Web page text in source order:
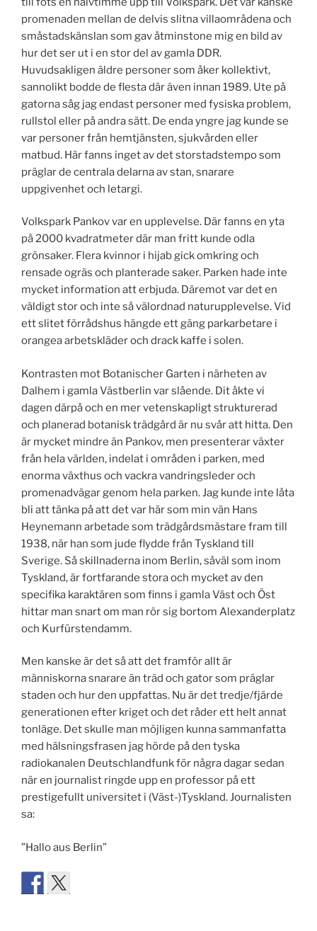
promenaden mellan de delvis slitna villaområdena och
småstadskänslan som gav åtminstone mig en bild av
hur det ser ut i en stor del av gamla DDR.
Huvudsakligen äldre personer som åker kollektivt,
sannolikt bodde de flesta där även innan 1989. Ute på
gatorna såg jag endast personer med fysiska problem,
rullstol eller på andra sätt. De enda yngre jag kunde se
var personer från hemtjänsten, sjukvården eller
matbud. Här fanns inget av det storstadstempo som
präglar de centrala delarna av stan, snarare
uppgivenhet och letargi.
Volkspark Pankov var en upplevelse. Där fanns en yta
på 2000 kvadratmeter där man fritt kunde odla
grönsaker. Flera kvinnor i hijab gick omkring och
rensade ogräs och planterade saker. Parken hade inte
mycket information att erbjuda. Däremot var det en
väldigt stor och inte så välordnad naturupplevelse. Vid
ett slitet förrådshus hängde ett gäng parkarbetare i
orangea arbetskläder och drack kaffe i solen.
Kontrasten mot Botanischer Garten i närheten av
Dalhem i gamla Västberlin var slående. Dit åkte vi
dagen därpå och en mer vetenskapligt strukturerad
och planerad botanisk trädgård är nu svår att hitta. Den
är mycket mindre än Pankov, men presenterar växter
från hela världen, indelat i områden i parken, med
enorma växthus och vackra vandringsleder och
promenadvägar genom hela parken. Jag kunde inte låta
bli att tänka på att det var här som min vän Hans
Heynemann arbetade som trädgårdsmästare fram till
1938, när han som jude flydde från Tyskland till
Sverige. Så skillnaderna inom Berlin, såväl som inom
Tyskland, är fortfarande stora och mycket av den
specifika karaktären som finns i gamla Väst och Öst
hittar man snart om man rör sig bortom Alexanderplatz
och Kurfürstendamm.
Men kanske är det så att det framför allt är
människorna snarare än träd och gator som präglar
staden och hur den uppfattas. Nu är det tredje/fjärde
generationen efter kriget och det råder ett helt annat
tonläge. Det skulle man möjligen kunna sammanfatta
med hälsningsfrasen jag hörde på den tyska
radiokanalen Deutschlandfunk för några dagar sedan
när en journalist ringde upp en professor på ett
prestigefullt universitet i (Väst-)Tyskland. Journalisten
sa:
”Hallo aus Berlin”